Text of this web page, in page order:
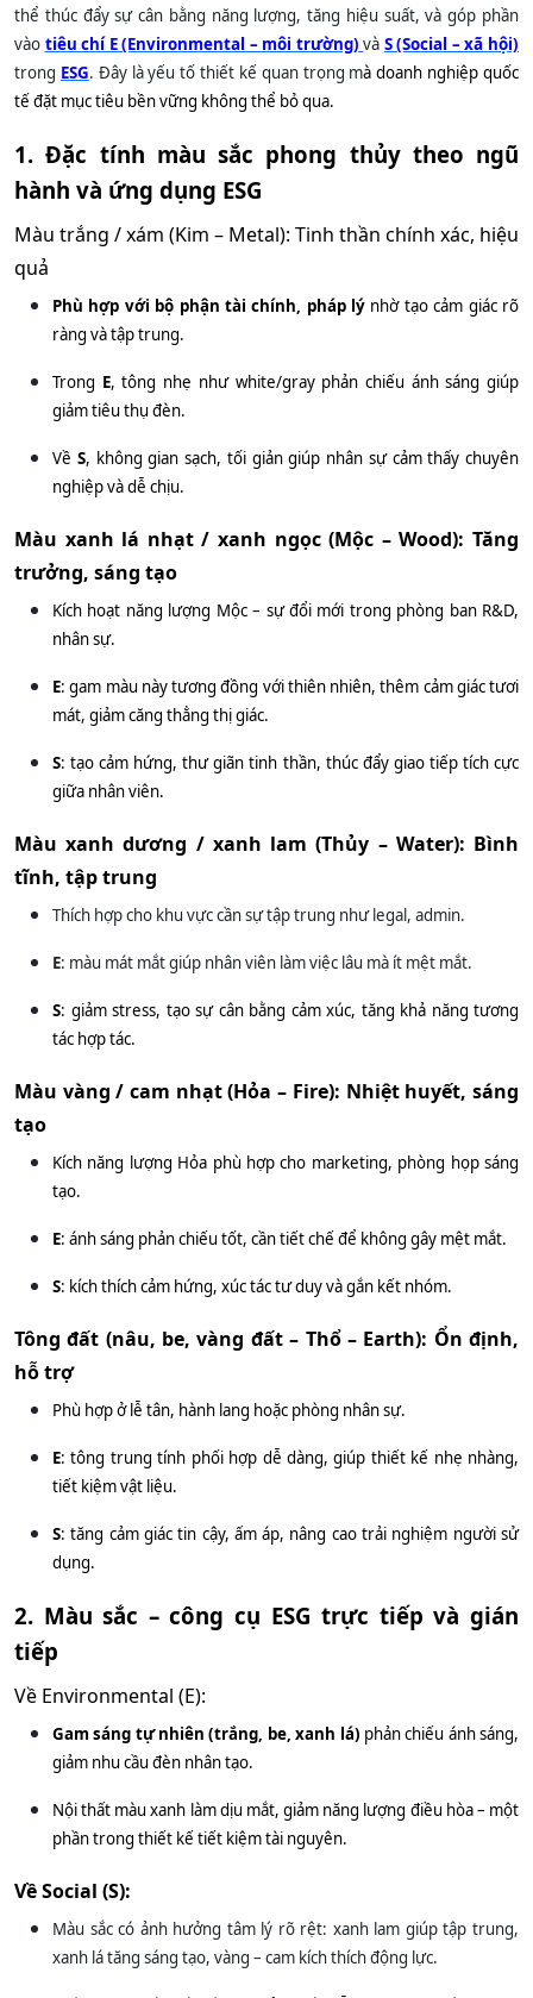
thể thúc đẩy sự cân bằng năng lượng, tăng hiệu suất, và góp phần
vào tiêu chí E (Environmental – môi trường) và S (Social – xã hội)
trong ESG. Đây là yếu tố thiết kế quan trọng mà doanh nghiệp quốc
tế đặt mục tiêu bền vững không thể bỏ qua.
1. Đặc tính màu sắc phong thủy theo ngũ
hành và ứng dụng ESG
Màu trắng / xám (Kim – Metal): Tinh thần chính xác, hiệu
quả
Phù hợp với bộ phận tài chính, pháp lý nhờ tạo cảm giác rõ
ràng và tập trung.
Trong E, tông nhẹ như white/gray phản chiếu ánh sáng giúp
giảm tiêu thụ đèn.
Về S, không gian sạch, tối giản giúp nhân sự cảm thấy chuyên
nghiệp và dễ chịu.
Màu xanh lá nhạt / xanh ngọc (Mộc – Wood): Tăng
trưởng, sáng tạo
Kích hoạt năng lượng Mộc – sự đổi mới trong phòng ban R&D,
nhân sự.
E: gam màu này tương đồng với thiên nhiên, thêm cảm giác tươi
mát, giảm căng thẳng thị giác.
S: tạo cảm hứng, thư giãn tinh thần, thúc đẩy giao tiếp tích cực
giữa nhân viên.
Màu xanh dương / xanh lam (Thủy – Water): Bình
tĩnh, tập trung
Thích hợp cho khu vực cần sự tập trung như legal, admin.
E: màu mát mắt giúp nhân viên làm việc lâu mà ít mệt mắt.
S: giảm stress, tạo sự cân bằng cảm xúc, tăng khả năng tương
tác hợp tác.
Màu vàng / cam nhạt (Hỏa – Fire): Nhiệt huyết, sáng
tạo
Kích năng lượng Hỏa phù hợp cho marketing, phòng họp sáng
tạo.
E: ánh sáng phản chiếu tốt, cần tiết chế để không gây mệt mắt.
S: kích thích cảm hứng, xúc tác tư duy và gắn kết nhóm.
Tông đất (nâu, be, vàng đất – Thổ – Earth): Ổn định,
hỗ trợ
Phù hợp ở lễ tân, hành lang hoặc phòng nhân sự.
E: tông trung tính phối hợp dễ dàng, giúp thiết kế nhẹ nhàng,
tiết kiệm vật liệu.
S: tăng cảm giác tin cậy, ấm áp, nâng cao trải nghiệm người sử
dụng.
2. Màu sắc – công cụ ESG trực tiếp và gián
tiếp
Về Environmental (E):
Gam sáng tự nhiên (trắng, be, xanh lá) phản chiếu ánh sáng,
giảm nhu cầu đèn nhân tạo.
Nội thất màu xanh làm dịu mắt, giảm năng lượng điều hòa – một
phần trong thiết kế tiết kiệm tài nguyên.
Về Social (S):
Màu sắc có ảnh hưởng tâm lý rõ rệt: xanh lam giúp tập trung,
xanh lá tăng sáng tạo, vàng – cam kích thích động lực.